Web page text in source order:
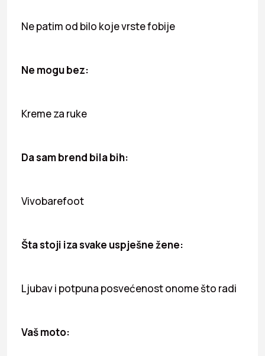
Ne patim od bilo koje vrste fobije
Ne mogu bez:
Kreme za ruke
Da sam brend bila bih:
Vivobarefoot
Šta stoji iza svake uspješne žene:
Ljubav i potpuna posvećenost onome što radi
Vaš moto: